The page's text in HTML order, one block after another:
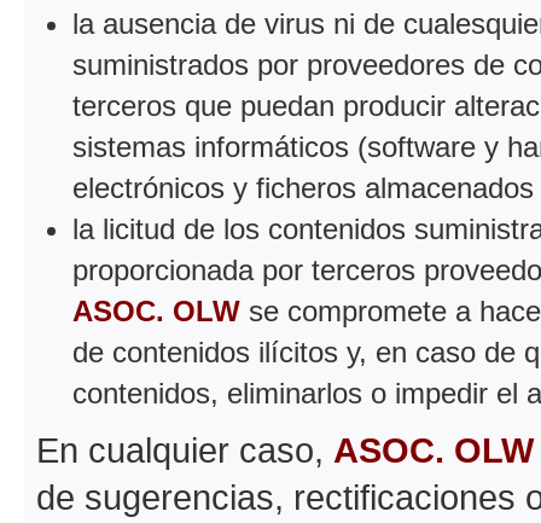
la ausencia de virus ni de
suministrados por proveedores de
terceros que puedan producir
sistemas informáticos (software y
electrónicos y ficheros
la licitud de los contenidos
proporcionada por terceros
ASOC. OLW se compromete a
de contenidos ilícitos y, en caso de
contenidos, eliminarlos o impedir el
En cualquier caso, ASOC. OLW
de sugerencias, rectificaciones